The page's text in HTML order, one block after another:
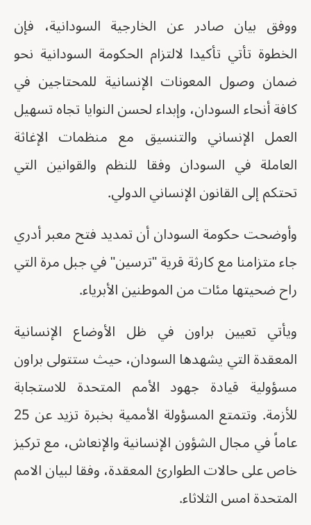
ووفق بيان صادر عن الخارجية السودانية، فإن
الخطوة تأتي تأكيدا لالتزام الحكومة السودانية نحو
ضمان وصول المعونات الإنسانية للمحتاجين في
كافة أنحاء السودان، وإبداء لحسن النوايا تجاه تسهيل
العمل الإنساني والتنسيق مع منظمات الإغاثة
العاملة في السودان وفقا للنظم والقوانين التي
تحتكم إلى القانون الإنساني الدولي.
وأوضحت حكومة السودان أن تمديد فتح معبر أدري
جاء متزامنا مع كارثة قرية "ترسين" في جبل مرة التي
راح ضحيتها مئات من الموطنين الأبرياء.
ويأتي تعيين براون في ظل الأوضاع الإنسانية
المعقدة التي يشهدها السودان، حيث ستتولى براون
مسؤولية قيادة جهود الأمم المتحدة للاستجابة
للأزمة. وتتمتع المسؤولة الأممية بخبرة تزيد عن 25
عاماً في مجال الشؤون الإنسانية والإنعاش، مع تركيز
خاص على حالات الطوارئ المعقدة، وفقا لبيان الامم
المتحدة امس الثلاثاء.